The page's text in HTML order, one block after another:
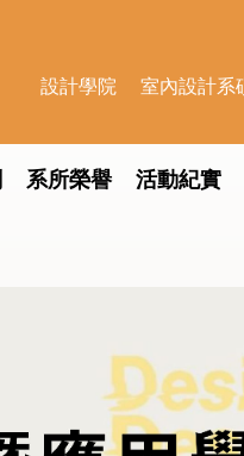
系所榮譽 活動紀實
設計學院 室內設計系